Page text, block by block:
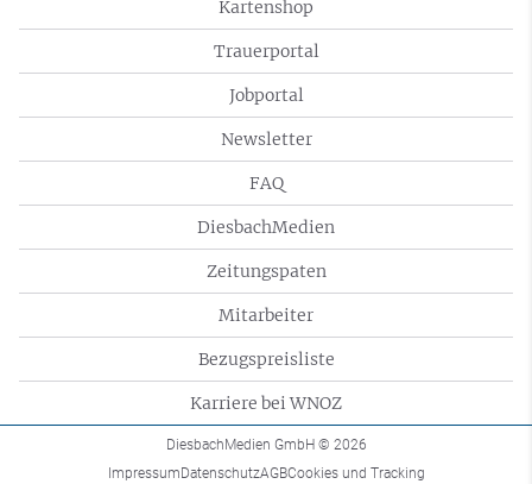
Kartenshop
Trauerportal
Jobportal
Newsletter
FAQ
DiesbachMedien
Zeitungspaten
Mitarbeiter
Bezugspreisliste
Karriere bei WNOZ
DiesbachMedien GmbH © 2026
ImpressumDatenschutzAGBCookies und Tracking